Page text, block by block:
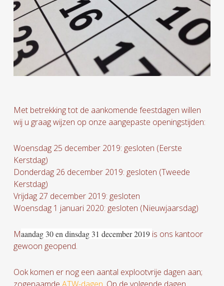
Met betrekking tot de aankomende feestdagen willen
wij u graag wijzen op onze aangepaste openingstijden:
Woensdag 25 december 2019: gesloten (Eerste
Kerstdag)
Donderdag 26 december 2019: gesloten (Tweede
Kerstdag)
Vrijdag 27 december 2019: gesloten
Woensdag 1 januari 2020: gesloten (Nieuwjaarsdag)
Maandag 30 en dinsdag 31 december 2019 is ons kantoor
gewoon geopend.
Ook komen er nog een aantal explootvrije dagen aan;